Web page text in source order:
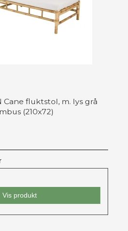
Cane fluktstol, m. lys grå
(210x72)
Vis produkt